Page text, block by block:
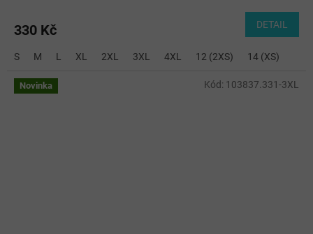
330 Kč DETAIL
S M L XL 2XL 3XL 4XL 12 (2XS) 14 (XS)
Novinka Kód: 103837.331-3XL